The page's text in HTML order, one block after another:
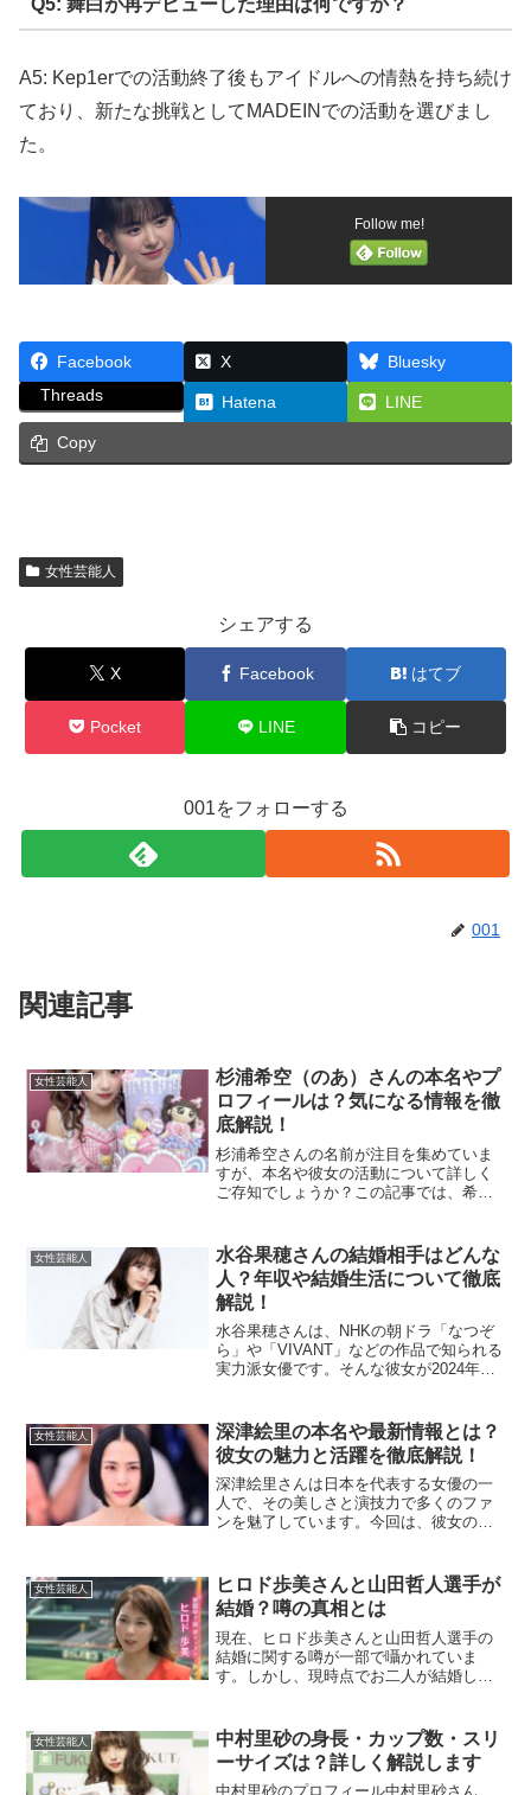
Q5: 舞白が再デビューした理由は何ですか？
A5: Kep1erでの活動終了後もアイドルへの情熱を持ち続け
ており、新たな挑戦としてMADEINでの活動を選びまし
た。
Follow me!
Facebook X
Bluesky
Threads
Hatena LINE
Copy
女性芸能人
シェアする
X Facebook はてブ
Pocket LINE コピー
001をフォローする
001
関連記事
女性芸能人
杉浦希空（のあ）さんの本名やプ
ロフィールは？気になる情報を徹
底解説！
杉浦希空さんの名前が注目を集めていま
すが、本名や彼女の活動について詳しく
ご存知でしょうか？この記事では、希空
紹介します。希空さんの本名は？希空さ
んの本名は「杉浦 希空（...
女性芸能人
水谷果穂さんの結婚相手はどんな
人？年収や結婚生活について徹底
解説！
水谷果穂さんは、NHKの朝ドラ「なつぞ
ら」や「VIVANT」などの作品で知られる
実力派女優です。そんな彼女が2024年に
の結婚相手や年収、結婚生活について詳
しく掘り下げ...
女性芸能人
深津絵里の本名や最新情報とは？
彼女の魅力と活躍を徹底解説！
深津絵里さんは日本を代表する女優の一
人で、その美しさと演技力で多くのファ
ンを魅了しています。今回は、彼女の本
んの本名は「深津絵里」と公表されてい
ます。彼女は、大分県大分...
女性芸能人
ヒロド歩美さんと山田哲人選手が
結婚？噂の真相とは
現在、ヒロド歩美さんと山田哲人選手の
結婚に関する噂が一部で囁かれていま
す。しかし、現時点でお二人が結婚して
手との交際や結婚の公式な発表はありま
せん。そのため、この噂の背...
女性芸能人
中村里砂の身長・カップ数・スリ
ーサイズは？詳しく解説します
中村里砂のプロフィール中村里砂さん